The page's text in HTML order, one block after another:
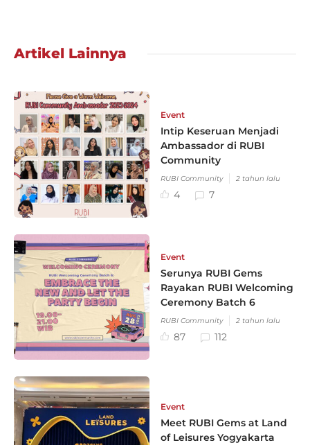
Artikel Lainnya
Event
Intip Keseruan Menjadi
Ambassador di RUBI
Community
RUBI Community 2 tahun lalu
4 7
Event
Serunya RUBI Gems
Rayakan RUBI Welcoming
Ceremony Batch 6
RUBI Community 2 tahun lalu
87 112
Event
Meet RUBI Gems at Land
of Leisures Yogyakarta